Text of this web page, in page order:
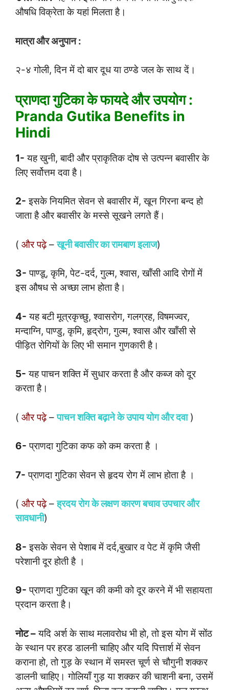
औषधि विक्रेता के यहां मिलता है।
मात्रा और अनुपान :
२-४ गोली, दिन में दो बार दूध या ठण्डे जल के साथ दें।
प्राणदा गुटिका के फायदे और उपयोग :
Pranda Gutika Benefits in
Hindi
1- यह खुनी, बादी और प्राकृतिक दोष से उत्पन्न बवासीर के
लिए सर्वोत्तम दवा है।
2- इसके नियमित सेवन से बवासीर में, खून गिरना बन्द हो
जाता है और बवासीर के मस्से सूखने लगते हैं।
( और पढ़े–खूनी बवासीर का रामबाण इलाज)
3- पाण्डू, कृमि, पेट-दर्द, गुल्म, श्वास, खाँसी आदि रोगों में
इस औषध से अच्छा लाभ होता है।
4- यह बटी मूत्रकृच्छु, श्वासरोग, गलग्रह, विषमज्वर,
मन्दाग्नि, पाण्डु, कृमि, हृद्रोग, गुल्म, श्वास और खाँसी से
पीड़ित रोगियों के लिए भी समान गुणकारी है।
5- यह पाचन शक्ति में सुधार करता है और कब्ज को दूर
करता है।
( और पढ़े–पाचन शक्ति बढ़ाने के उपाय योग और दवा)
6- प्राणदा गुटिका कफ को कम करता है ।
7- प्राणदा गुटिका सेवन से हृदय रोग में लाभ होता है ।
( और पढ़े–ह्रदय रोग के लक्षण कारण बचाव उपचार और
सावधानी)
8- इसके सेवन से पेशाब में दर्द,बुखार व पेट में कृमि जैसी
परेशानी दूर होती है ।
9- प्राणदा गुटिका खून की कमी को दूर करने में भी सहायता
प्रदान करता है।
नोट –यदि अर्श के साथ मलावरोध भी हो, तो इस योग में सोंठ
के स्थान पर हरड डालनी चाहिए और यदि पित्तार्श में सेवन
कराना हो, तो गुड़ के स्थान में समस्त चूर्ण से चौगुनी शक्कर
डालनी चाहिए। गोलियाँ गुड़ या शक्कर की चाशनी बना, उसमें